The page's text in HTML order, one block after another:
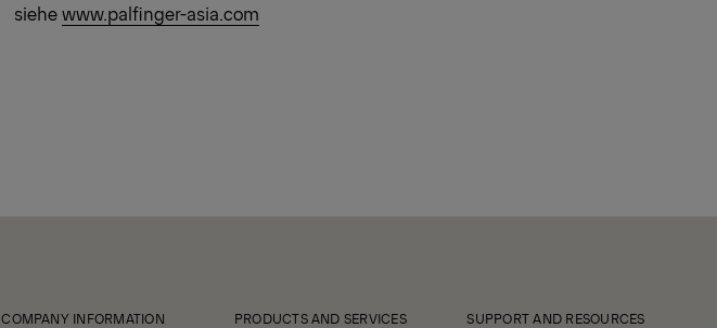
siehewww.palfinger-asia.com
COMPANY INFORMATION PRODUCTS AND SERVICES SUPPORT AND RESOURCES